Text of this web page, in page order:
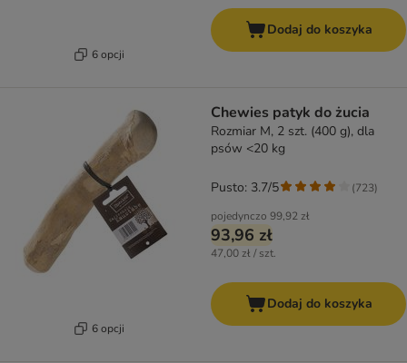
6 opcji
Dodaj do koszyka
6 opcji
Chewies patyk do żucia
Rozmiar M, 2 szt. (400 g), dla
psów <20 kg
pojedynczo 99,92 zł
93,96 zł
47,00 zł / szt.
Pusto: 3.7/5 (723)
Dodaj do koszyka